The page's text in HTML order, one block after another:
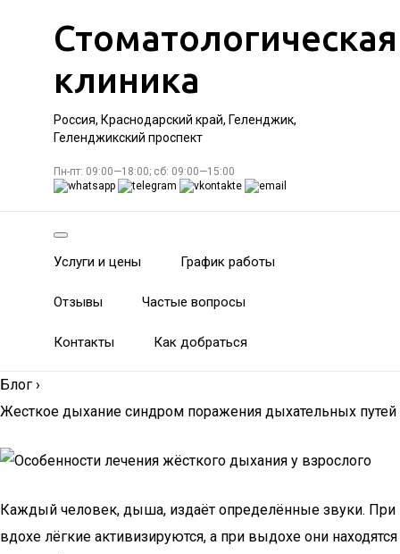
Стоматологическая
клиника
Россия, Краснодарский край, Геленджик,
Геленджикский проспект
Пн-пт: 09:00—18:00; сб: 09:00—15:00
Услуги и цены График работы
Отзывы Частые вопросы
Контакты Как добраться
Блог ›
Жесткое дыхание синдром поражения дыхательных путей
Каждый человек, дыша, издаёт определённые звуки. При
вдохе лёгкие активизируются, а при выдохе они находятся